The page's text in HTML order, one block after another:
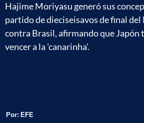
Hajime Moriyasu generó sus
partido de dieciseisavos de final
contra Brasil, afirmando que Japón
vencer a la 'canarinha'.
Por: EFE